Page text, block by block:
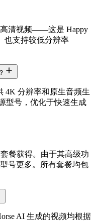
高清视频——这是 Happy
也支持较低分辨率
4K 分辨率和原生音频生
型号，优化于快速生成
餐获得。由于其高级功
号更多。所有套餐均包
AI 生成的视频均根据